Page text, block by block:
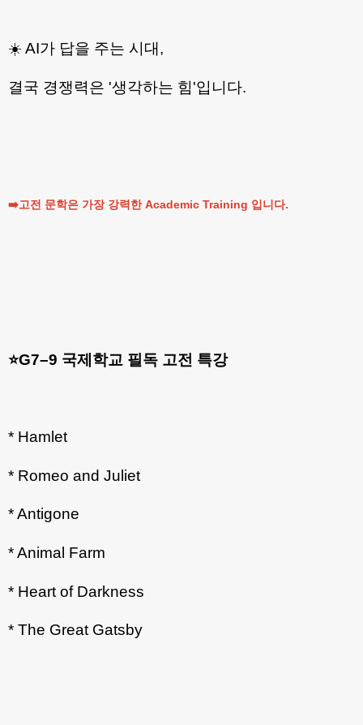
☀️ AI가 답을 주는 시대,
결국 경쟁력은 '생각하는 힘'입니다.
➡️고전 문학은 가장 강력한 Academic Training 입니다.
⭐️G7–9 국제학교 필독 고전 특강
* Hamlet
* Romeo and Juliet
* Antigone
* Animal Farm
* Heart of Darkness
* The Great Gatsby